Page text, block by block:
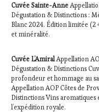
Cuvée Sainte-Anne
Dégustation & Distinctions :
Blanc 2024. Édition limitée
et minéralité.
Cuvée L’AmiralAppellation
Dégustation & Distinctions
profondeur et hommage au
Appellation AOP Côtes de
Distinctions Vins aromatiques
l’expédition royale.